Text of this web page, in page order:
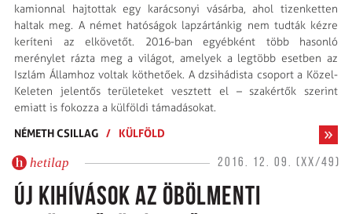
kamionnal hajtottak egy karácsonyi vásárba, ahol tizenketten
haltak meg. A német hatóságok lapzártánkig nem tudták kézre
keríteni az elkövetőt. 2016-ban egyébként több hasonló
merénylet rázta meg a világot, amelyek a legtöbb esetben az
Iszlám Államhoz voltak köthetőek. A dzsihádista csoport a Közel-
Keleten jelentős területeket vesztett el – szakértők szerint
emiatt is fokozza a külföldi támadásokat.
NÉMETH CSILLAG / KÜLFÖLD
hetilap 2016. 12. 09. (XX/49)
ÚJ KIHÍVÁSOK AZ ÖBÖLMENTI